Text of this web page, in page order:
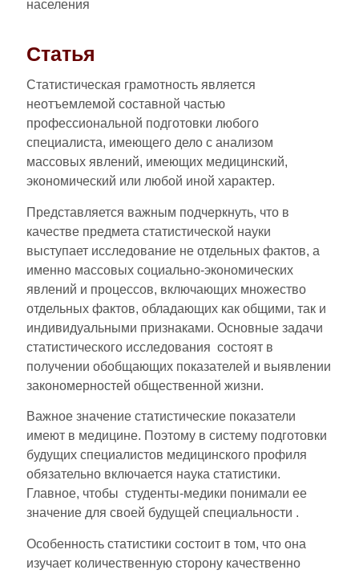
населения
Статья
Статистическая грамотность является
неотъемлемой составной частью
профессиональной подготовки любого
специалиста, имеющего дело с анализом
массовых явлений, имеющих медицинский,
экономический или любой иной характер.
Представляется важным подчеркнуть, что в
качестве предмета статистической науки
выступает исследование не отдельных фактов, а
именно массовых социально-экономических
явлений и процессов, включающих множество
отдельных фактов, обладающих как общими, так и
индивидуальными признаками. Основные задачи
статистического исследования состоят в
получении обобщающих показателей и выявлении
закономерностей общественной жизни.
Важное значение статистические показатели
имеют в медицине. Поэтому в систему подготовки
будущих специалистов медицинского профиля
обязательно включается наука статистики.
Главное, чтобы студенты-медики понимали ее
значение для своей будущей специальности .
Особенность статистики состоит в том, что она
изучает количественную сторону качественно